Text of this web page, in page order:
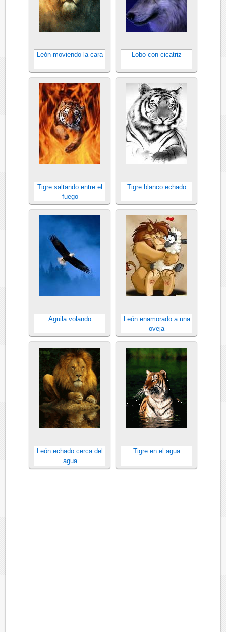
León moviendo la cara Lobo con cicatriz
Tigre saltando entre el
fuego
Tigre blanco echado
Aguila volando
León enamorado a una
oveja
León echado cerca del
agua
Tigre en el agua